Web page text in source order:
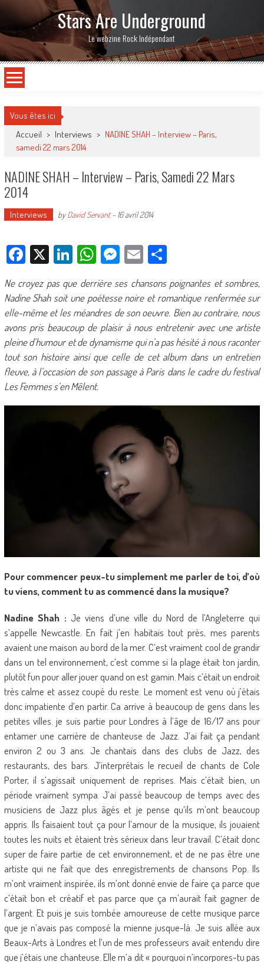
Stars Are Underground
Le webzine Rock Indépendant
Vous êtes ici
Accueil > Interviews > NADINE SHAH – Interview – Paris,
samedi 22 mars 2014
NADINE SHAH – Interview – Paris, Samedi 22 Mars
2014
Interviews byDavid Servant- 16 avril 2014
Facebook
X LinkedIn
WhatsApp
Messenger
EmailPartager
Ne croyez pas que derrière ses chansons poignantes et sombres,
Nadine Shah soit une poétesse noire et romantique renfermée sur
elle-même et les méandres de son oeuvre. Bien au contraire, nous
avons pris beaucoup de plaisir à nous entretenir avec une artiste
pleine d’humour et de dynamisme qui n’a pas hésité à nous raconter
tout son histoire ainsi que celle de cet album dans un entretien
fleuve, à l’occasion de son passage à Paris dans le cadre du festival
Les Femmes s’en Mêlent.
Pour commencer peux-tu simplement me parler de toi, d’où
tu viens, comment tu as commencé dans la musique?
Nadine Shah : Je viens d’une ville du Nord de l’Angleterre qui
s’appelle Newcastle. En fait j’en habitais tout près, mes parents
avaient une maison au bord de la mer. C’est vraiment cool de grandir
dans un tel environnement, c’est comme si la plage était ton jardin,
plutôt fun pour aller jouer quand on est gamin. Mais c’était un endroit
très calme et assez coupé du reste. Le moment est venu où j’étais
donc impatiente d’en partir. Ca arrive à beaucoup de gens dans les
petites villes. je suis partie pour Londres à l’âge de 16/17 ans pour
entamer une carrière de chanteuse de Jazz. J’ai fait ça pendant
environ 2 ou 3 ans. Je chantais dans des clubs de Jazz, des
restaurants, des bars. J’interprétais le recueil de chants de Cole
Porter, il s’agissait uniquement de reprises. Mais c’était bien, un
période vraiment sympa. J’ai passé beaucoup de temps avec des
musiciens de Jazz plus âgés et je pense qu’ils m’ont beaucoup
appris. Ils faisaient tout ça pour l’amour de la musique, ils jouaient
toutes les nuits et étaient très sérieux dans leur travail. C’était donc
super de faire partie de cet environnement, et de ne pas être une
artiste qui ne fait que des enregistrements de chansons Pop. Ils
m’ont vraiment inspirée, ils m’ont donné envie de faire ça parce que
c’était bon et créatif et pas parce que ça m’aurait fait gagner de
l’argent. Et puis je suis tombée amoureuse de cette musique parce
que je n’avais pas composé la mienne jusque-là. Je suis allée aux
Beaux-Arts à Londres et l’un de mes professeurs avait entendu dire
que j’étais une chanteuse. Elle m’a dit « pourquoi n’incorpores-tu pas